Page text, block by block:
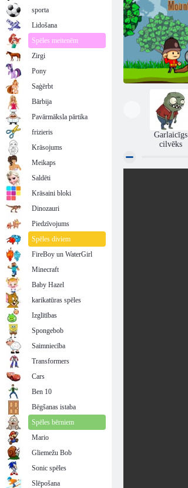
Garlaicīgs
cilvēks
sporta
Lidošana
Spēles meitenēm
Zirgi
Pony
Saģērbt
Bārbija
Pavārmāksla pārtika
frizieris
Krāsojums
Meikaps
Saldēti
Krāsaini bloki
Dinozauri
Piedzīvojums
Spēles diviem
FireBoy un WaterGirl
Minecraft
Baby Hazel
karikatūras spēles
Izglītības
Spongebob
Saimniecība
Transformers
Cars
Ben 10
Bēgšanas istaba
Spēles bērniem
Mario
Gliemežu Bob
Sonic spēles
Slēpošana